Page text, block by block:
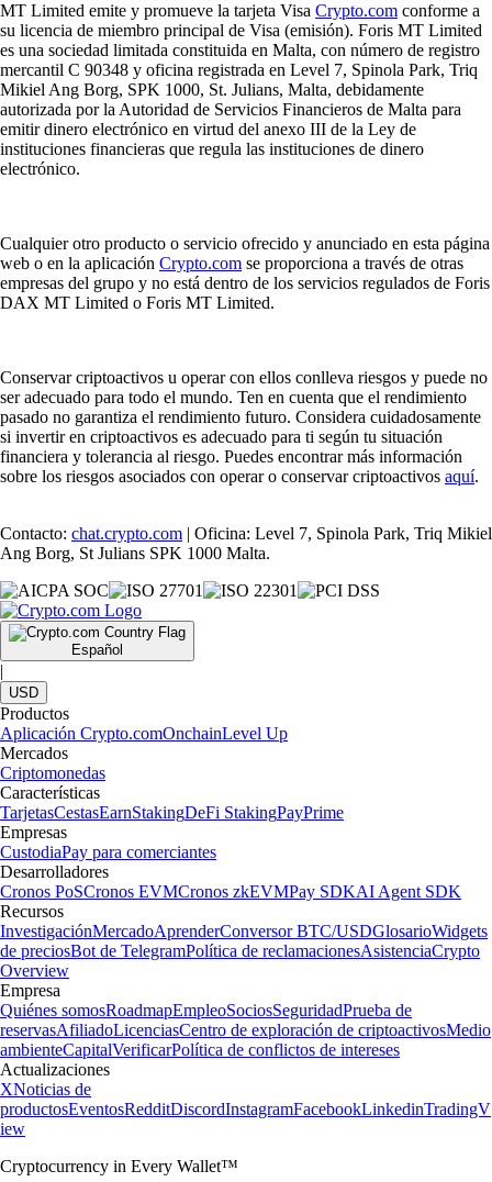
MT Limited emite y promueve la tarjeta Visa Crypto.com conforme a
su licencia de miembro principal de Visa (emisión). Foris MT Limited
es una sociedad limitada constituida en Malta, con número de registro
mercantil C 90348 y oficina registrada en Level 7, Spinola Park, Triq
Mikiel Ang Borg, SPK 1000, St. Julians, Malta, debidamente
autorizada por la Autoridad de Servicios Financieros de Malta para
emitir dinero electrónico en virtud del anexo III de la Ley de
instituciones financieras que regula las instituciones de dinero
electrónico.
Cualquier otro producto o servicio ofrecido y anunciado en esta página
web o en la aplicación Crypto.com se proporciona a través de otras
empresas del grupo y no está dentro de los servicios regulados de Foris
DAX MT Limited o Foris MT Limited.
Conservar criptoactivos u operar con ellos conlleva riesgos y puede no
ser adecuado para todo el mundo. Ten en cuenta que el rendimiento
pasado no garantiza el rendimiento futuro. Considera cuidadosamente
si invertir en criptoactivos es adecuado para ti según tu situación
financiera y tolerancia al riesgo. Puedes encontrar más información
sobre los riesgos asociados con operar o conservar criptoactivos aquí.
Contacto: chat.crypto.com | Oficina: Level 7, Spinola Park, Triq Mikiel
Ang Borg, St Julians SPK 1000 Malta.
Español
|
USD
Productos
Aplicación Crypto.comOnchainLevel Up
Mercados
Criptomonedas
Características
TarjetasCestasEarnStakingDeFi StakingPayPrime
Empresas
CustodiaPay para comerciantes
Desarrolladores
Cronos PoSCronos EVMCronos zkEVMPay SDKAI Agent SDK
Recursos
InvestigaciónMercadoAprenderConversor BTC/USDGlosarioWidgets
de preciosBot de TelegramPolítica de reclamacionesAsistenciaCrypto
Overview
Empresa
Quiénes somosRoadmapEmpleoSociosSeguridadPrueba de
reservasAfiliadoLicenciasCentro de exploración de criptoactivosMedio
ambienteCapitalVerificarPolítica de conflictos de intereses
Actualizaciones
XNoticias de
productosEventosRedditDiscordInstagramFacebookLinkedinTradingV
iew
Cryptocurrency in Every Wallet™